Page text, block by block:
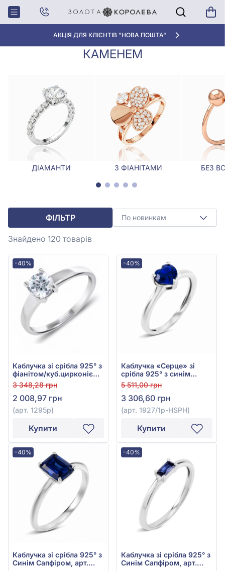
АКЦІЯ ДЛЯ КЛІЄНТІВ "НОВА ПОШТА"
Головна Каблучки Срібна каблучка з одним каменем
СРІБНА КАБЛУЧКА З ОДНИМ
КАМЕНЕМ
ДІАМАНТИ З ФІАНІТАМИ БЕЗ
ФІЛЬТР По новинкам
Знайдено 120 товарів
-40%
Каблучка зі срібла 925° з
фіанітом/куб.цирконієм,
арт. 1295р
3 348,28 грн
2 008,97 грн
(арт. 1295р)
Купити
-40%
Каблучка «Серце» зі
срібла 925° з синім
сапфіром, арт. 1927/1р-
HSPH
5 511,00 грн
3 306,60 грн
(арт. 1927/1р-HSPH)
Купити
-40%
Каблучка зі срібла 925° з
Синім Сапфіром, арт.
-40%
Каблучка зі срібла 925° з
Синім Сапфіром, арт.